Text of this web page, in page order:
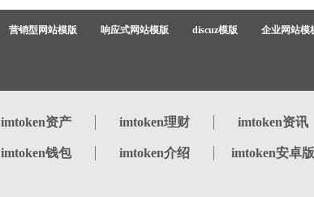
营销型网站模版 响应式网站模版 discuz模版 企业网站模
imtoken资产 imtoken理财 imtoken资讯
imtoken钱包 imtoken介绍 imtoken安卓版